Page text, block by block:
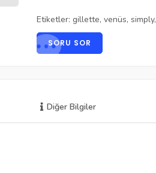
Etiketler: gillette, venüs, simply,
SORU SOR
Diğer Bilgiler